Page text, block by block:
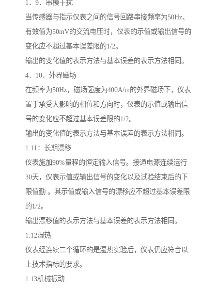
1．9．串模干扰
当传感器与指示仪表之间的信号回路串接频率为50Hz、
有效值为50mV的交流电压时，仪表的示值或输出信号的
变化应不超过基本误差限的1/2。
输出的变化值的表示方法与基本误差的表示方法相同。
4．10．外界磁场
在频率为50Hz，磁场强度为400A/m的外界磁场下，仪表
置于承受大影响的相位和方向时，仪表的示值或输出信
号的变化应不超过基本误差限的1/2。
输出的变化值的表示方法与基本误差的表示方法相同。
1.11：长期漂移
仪表施加90%量程的恒定输入信号。接通电源连续运行
30天，仪表示值或输出信号的变化以及试验结束后的下
限值勤 。其示值或输入信号的漂移应不超过基本误差限
的1/2。
输出漂移值的表示方法与基本误差的表示方法相同。
1.12湿热
仪表经连续二个循环的是湿热实验后，仪表仍应符合以
上技术指标的要求。
1.13机械振动